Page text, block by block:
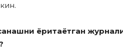
ёритаётган